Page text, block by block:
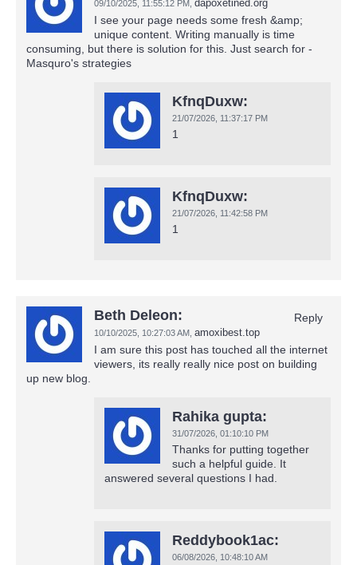
09/10/2025, 11:55:12 PM dapoxetined.org
I see your page needs some fresh &amp;
unique content. Writing manually is time
consuming, but there is solution for this. Just search for -
Masquro's strategies
KfnqDuxw:
21/07/2026, 11:37:17 PM
1
KfnqDuxw:
21/07/2026, 11:42:58 PM
1
Beth Deleon:
10/10/2025, 10:27:03 AM amoxibest.top
Reply
I am sure this post has touched all the internet
viewers, its really really nice post on building
up new blog.
Rahika gupta:
31/07/2026, 01:10:10 PM
Thanks for putting together
such a helpful guide. It
answered several questions I had.
Reddybook1ac:
06/08/2026, 10:48:10 AM